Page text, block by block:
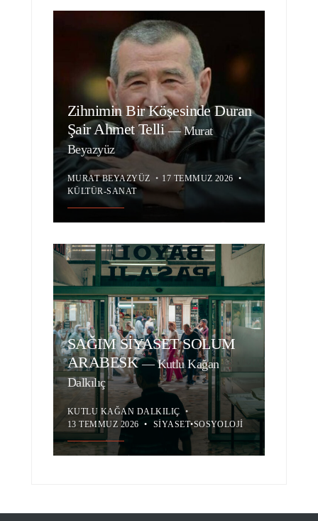
Zihnimin Bir Köşesinde Duran
Şair Ahmet Telli—Murat
Beyazyüz
MURAT BEYAZYÜZ • 17 TEMMUZ 2026 •
KÜLTÜR-SANAT
SAĞIM SİYASET SOLUM
ARABESK—Kutlu Kağan
Dalkılıç
KUTLU KAĞAN DALKILIÇ •
13 TEMMUZ 2026 • SIYASET•SOSYOLOJI